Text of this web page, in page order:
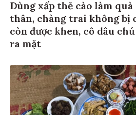
Dùng xấp thẻ cào làm quà
thân, chàng trai không bị
còn được khen, cô dâu
ra mặt